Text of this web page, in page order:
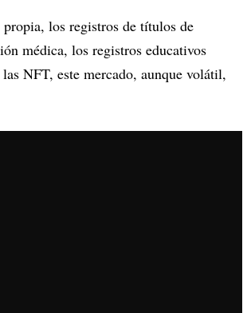
los registros de títulos de
médica, los registros educativos
NFT, este mercado, aunque volátil,